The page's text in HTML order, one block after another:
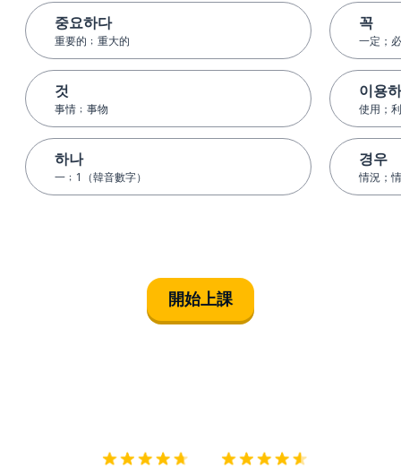
중요하다
重要的﹔重大的
것
事情﹔事物
하나
一﹔1（韓音數字）
꼭
一定；
이용
使用；
경우
情況；
開始上課